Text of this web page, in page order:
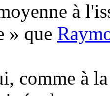
à
» que
comme à